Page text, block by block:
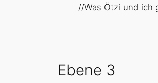
//Was Ötzi und ich
Ebene 3